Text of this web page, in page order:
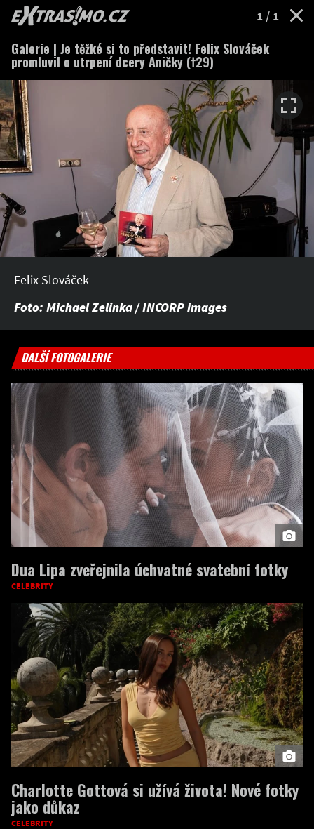
EXTRASIMO.cz 1 / 1
Galerie | Je těžké si to představit! Felix Slováček
promluvil o utrpení dcery Aničky (†29)
Felix Slováček
Foto: Michael Zelinka / INCORP images
DALŠÍ FOTOGALERIE
Dua Lipa zveřejnila úchvatné svatební fotky
CELEBRITY
Charlotte Gottová si užívá života! Nové fotky
jako důkaz
CELEBRITY